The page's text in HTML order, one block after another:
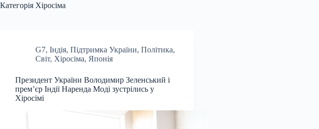
Категорія Хіросіма
G7, Індія, Підтримка України, Політика,
Світ, Хіросіма, Японія
Президент України Володимир Зеленський і
прем’єр Індії Наренда Моді зустрілись у
Хіросімі